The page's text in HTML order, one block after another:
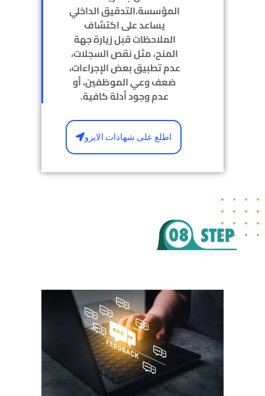
المؤسسة.التدقيق الداخلي
يساعد على اكتشاف
الملاحظات قبل زيارة جهة
المنح، مثل نقص السجلات،
عدم تطبيق بعض الإجراءات،
ضعف وعي الموظفين، أو
عدم وجود أدلة كافية.
اطلع على شهادات الايزو